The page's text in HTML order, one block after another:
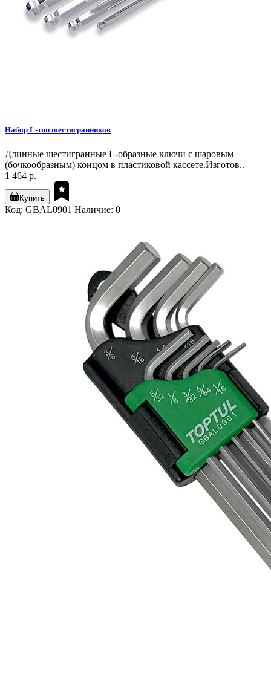
Набор L-тип шестигранников
Длинные шестигранные L-образные ключи с шаровым
(бочкообразным) концом в пластиковой кассете.Изготов..
1 464 р.
Купить
Код: GBAL0901 Наличие: 0